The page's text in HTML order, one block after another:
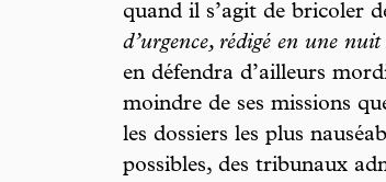
quand il s’agit de bricoler
d’urgence, rédigé en une
en défendra d’ailleurs
moindre de ses missions
les dossiers les plus
possibles, des tribunaux